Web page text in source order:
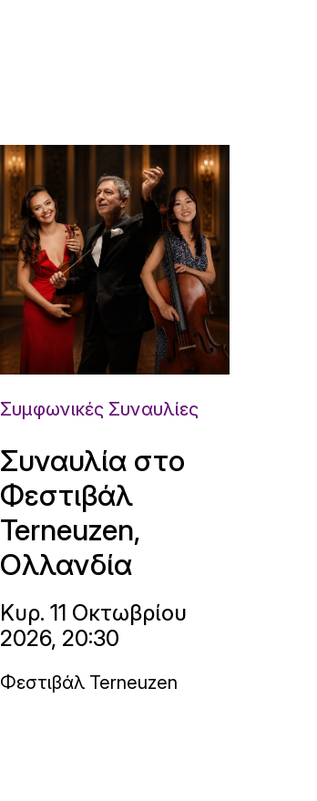
Συμφωνικές Συναυλίες
Συναυλία στο
Φεστιβάλ
Terneuzen,
Ολλανδία
Κυρ. 11 Οκτωβρίου
2026, 20:30
Φεστιβάλ Terneuzen